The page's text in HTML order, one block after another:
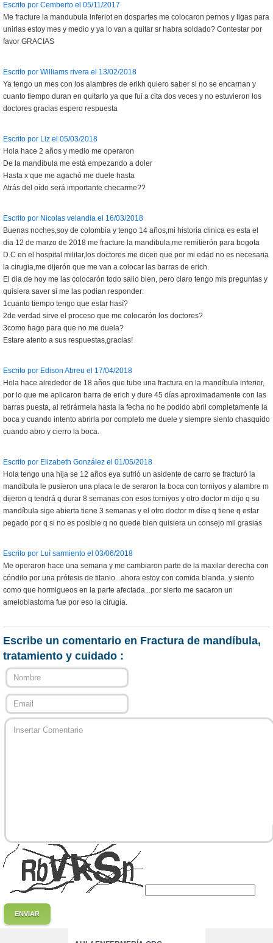
Escrito por Cemberto el 05/11/2017
Me fracture la mandubula inferiot en dospartes me colocaron pernos y ligas para
unirlas estoy mes y medio y ya lo van a quitar sr habra soldado? Contestar por
favor GRACIAS
Escrito por Williams rivera el 13/02/2018
Ya tengo un mes con los alambres de erikh quiero saber si no se encarnan y
cuanto tiempo duran en quitarlo ya que fui a cita dos veces y no estuvieron los
doctores gracias espero respuesta
Escrito por Liz el 05/03/2018
Hola hace 2 años y medio me operaron
De la mandíbula me está empezando a doler
Hasta x que me agachó me duele hasta
Atrás del oído será importante checarme??
Escrito por Nicolas velandia el 16/03/2018
Buenas noches,soy de colombia y tengo 14 años,mi historia clinica es esta el
dia 12 de marzo de 2018 me fracture la mandibula,me remitierón para bogota
D.C en el hospital militar,los doctores me dicen que por mi edad no es necesaria
la cirugia,me dijerón que me van a colocar las barras de erich.
El dia de hoy me las colocarón todo salio bien, pero claro tengo mis preguntas y
quisiera saver si me las podian responder:
1cuanto tiempo tengo que estar hasí?
2de verdad sirve el proceso que me colocarón los doctores?
3como hago para que no me duela?
Estare atento a sus respuestas,gracias!
Escrito por Edison Abreu el 17/04/2018
Hola hace alrededor de 18 años que tube una fractura en la mandíbula inferior,
por lo que me aplicaron barra de erich y dure 45 días aproximadamente con las
barras puesta, al retirármela hasta la fecha no he podido abril completamente la
boca y cuando intento abrirla por completo me duele y siempre siento chasquido
cuando abro y cierro la boca.
Escrito por Elizabeth González el 01/05/2018
Hola tengo una hija se 12 años eya sufrió un asidente de carro se fracturó la
mandíbula le pusieron una placa le de seraron la boca con torniyos y alambre m
dijeron q tendrá q durar 8 semanas con esos torniyos y otro doctor m dijo q su
mandíbula sige abierta tiene 3 semanas y el otro doctor m díse q tiene q estar
pegado por q si no es posible q no quede bien quisiera un consejo mil grasias
Escrito por Luí sarmiento el 03/06/2018
Me operaron hace una semana y me cambiaron parte de la maxilar derecha con
cóndilo por una prótesis de titanio...ahora estoy con comida blanda..y siento
como que hormigueos en la parte afectada...por sierto me sacaron un
ameloblastoma fue por eso la cirugía.
Escribe un comentario en Fractura de mandíbula,
tratamiento y cuidado :
ENVIAR